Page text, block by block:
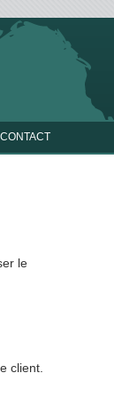
CONTACT
le
client.